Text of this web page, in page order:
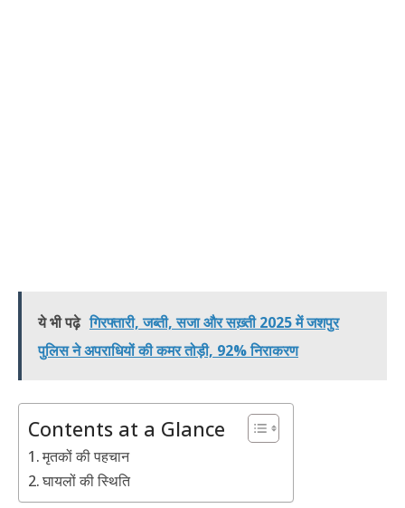
ये भी पढ़े गिरफ्तारी, जब्ती, सजा और सख़्ती 2025 में जशपुर
पुलिस ने अपराधियों की कमर तोड़ी, 92% निराकरण
Contents at a Glance
मृतकों की पहचान
घायलों की स्थिति